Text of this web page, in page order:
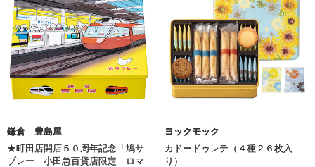
鎌倉 豊島屋
★町田店開店５０周年記念「鳩サ
ブレー 小田急百貨店限定 ロマ
ヨックモック
カドードゥレテ（４種２６枚入
り）